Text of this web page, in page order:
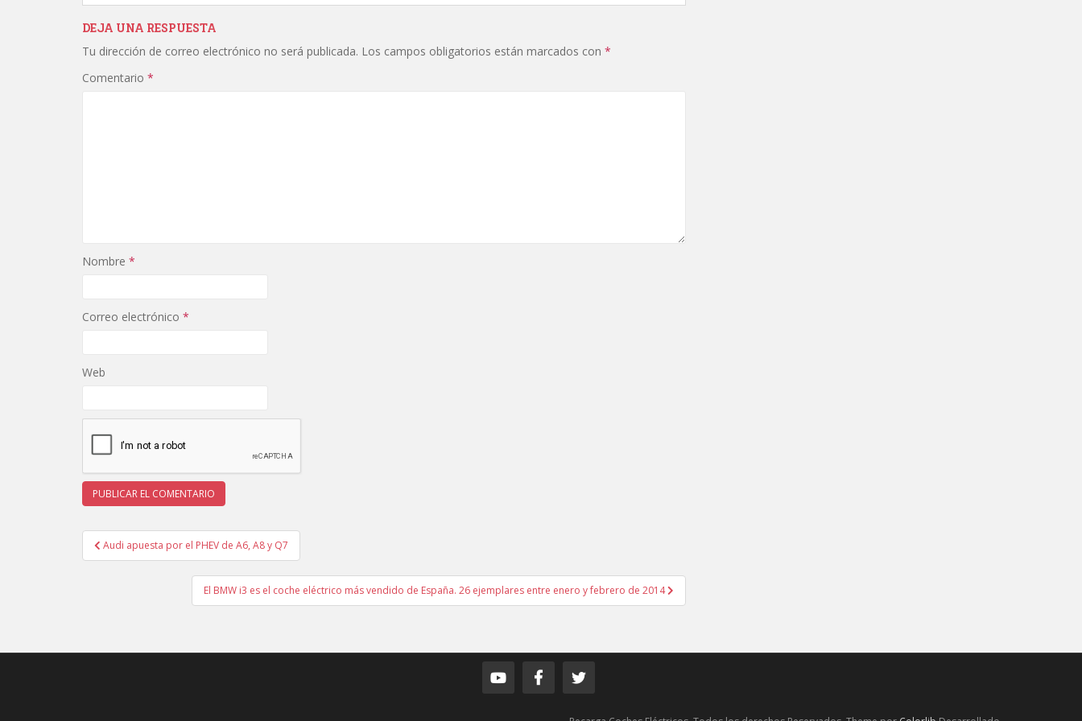
DEJA UNA RESPUESTA
Tu dirección de correo electrónico no será publicada. Los campos obligatorios están marcados con *
Comentario *
Nombre *
Correo electrónico *
Web
Navegación
de
Audi apuesta por el PHEV de A6, A8 y Q7
El BMW i3 es el coche eléctrico más vendido de España. 26 ejemplares entre enero y febrero de 2014